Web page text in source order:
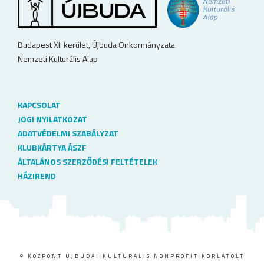
Budapest XI. kerület, Újbuda Önkormányzata
Nemzeti Kulturális Alap
KAPCSOLAT
JOGI NYILATKOZAT
ADATVÉDELMI SZABÁLYZAT
KLUBKÁRTYA ÁSZF
ÁLTALÁNOS SZERZŐDÉSI FELTÉTELEK
HÁZIREND
© KÖZPONT ÚJBUDAI KULTURÁLIS NONPROFIT KORLÁTOLT